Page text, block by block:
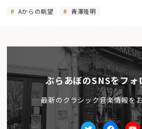
Aからの眺望 青澤隆明
ぶらあぼのSNSをフォ
最新のクラシック音楽情報を